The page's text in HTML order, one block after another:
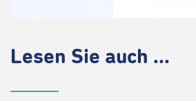
Lesen Sie auch ...